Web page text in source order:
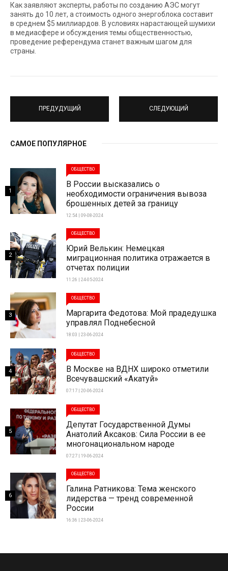
Как заявляют эксперты, работы по созданию АЭС могут
занять до 10 лет, а стоимость одного энергоблока составит
в среднем $5 миллиардов. В условиях нарастающей шумихи
в медиасфере и обсуждения темы общественностью,
проведение референдума станет важным шагом для
страны.
ПРЕДУДУЩИЙ СЛЕДУЮЩИЙ
САМОЕ ПОПУЛЯРНОЕ
ОБЩЕСТВО
В России высказались о
необходимости ограничения вывоза
брошенных детей за границу
12:54 | 09-08-2024
1
ОБЩЕСТВО
Юрий Велькин: Немецкая
миграционная политика отражается в
отчетах полиции
11:26 | 24-05-2024
2
ОБЩЕСТВО
Маргарита Федотова: Мой прадедушка
управлял Поднебесной
18:03 | 23-06-2024
3
ОБЩЕСТВО
В Москве на ВДНХ широко отметили
Всечувашский «Акатуй»
07:17 | 20-06-2024
4
ОБЩЕСТВО
Депутат Государственной Думы
Анатолий Аксаков: Сила России в ее
многонациональном народе
07:27 | 19-06-2024
5
ОБЩЕСТВО
Галина Ратникова: Тема женского
лидерства — тренд современной
России
16:36 | 23-06-2024
6